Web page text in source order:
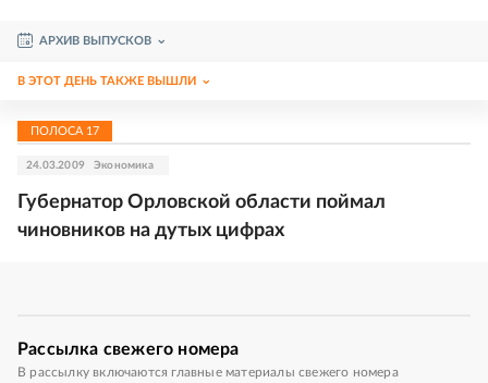
АРХИВ ВЫПУСКОВ
В ЭТОТ ДЕНЬ ТАКЖЕ ВЫШЛИ
ПОЛОСА 17
24.03.2009 Экономика
Губернатор Орловской области поймал
чиновников на дутых цифрах
Рассылка свежего номера
В рассылку включаются главные материалы свежего номера